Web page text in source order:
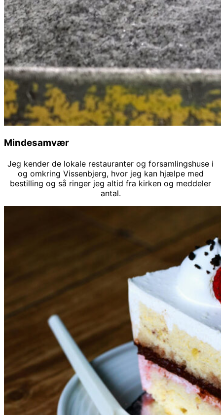
Mindesamvær
Jeg kender de lokale restauranter og forsamlingshuse i
og omkring Vissenbjerg, hvor jeg kan hjælpe med
bestilling og så ringer jeg altid fra kirken og meddeler
antal.